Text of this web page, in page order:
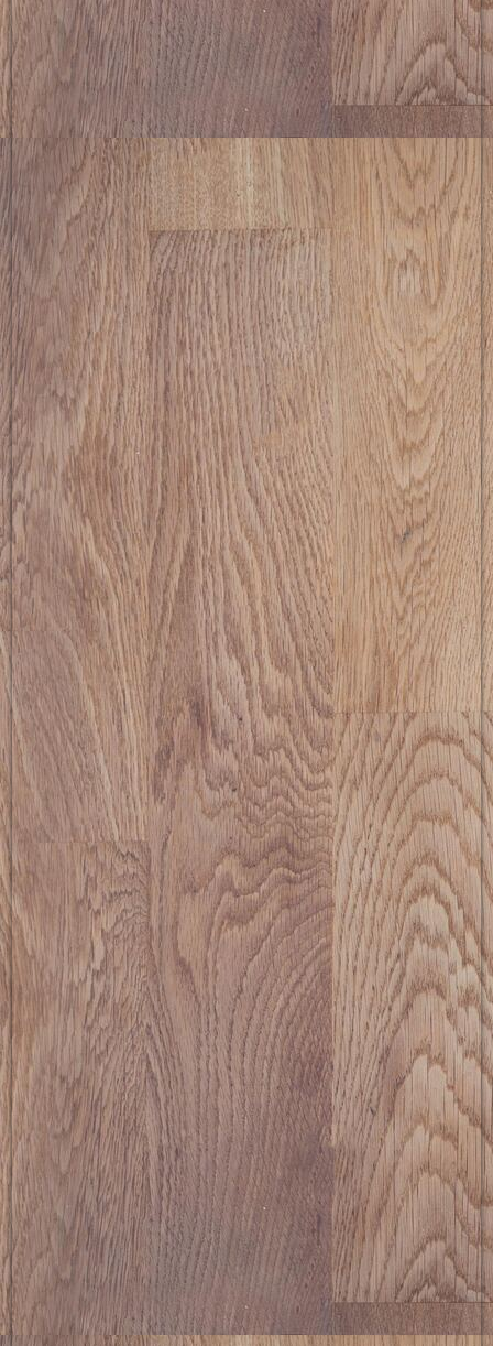
picture-2600 (9)
picture-2600 (8)